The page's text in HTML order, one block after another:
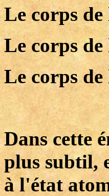
Le corps
Le corps
Le corps
Dans cette
plus subtil,
à l'état